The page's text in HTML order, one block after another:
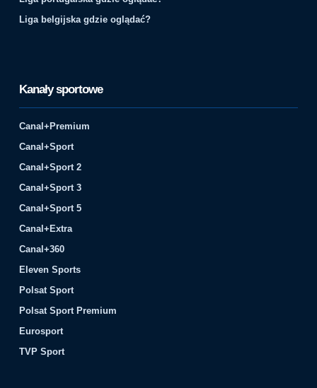
Liga belgijska gdzie oglądać?
Kanały sportowe
Canal+Premium
Canal+Sport
Canal+Sport 2
Canal+Sport 3
Canal+Sport 5
Canal+Extra
Canal+360
Eleven Sports
Polsat Sport
Polsat Sport Premium
Eurosport
TVP Sport